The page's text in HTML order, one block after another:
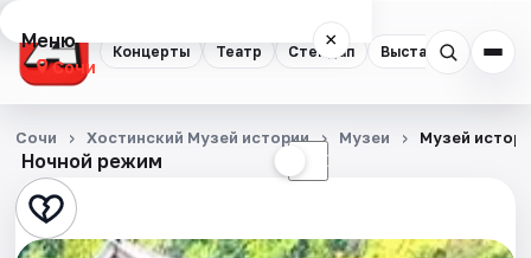
Концерты Театр Стендап Выставки
Меню ×
Сочи
Концерты
Театр
Стендап
Ночной режим ☾
Сочи Хостинский Музей истории Музеи Музей